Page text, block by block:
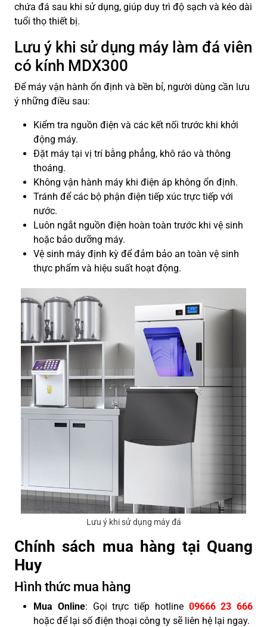
chứa đá sau khi sử dụng, giúp duy trì độ sạch và kéo dài
tuổi thọ thiết bị.
Lưu ý khi sử dụng máy làm đá viên
có kính MDX300
Để máy vận hành ổn định và bền bỉ, người dùng cần lưu
ý những điều sau:
Kiểm tra nguồn điện và các kết nối trước khi khởi
động máy.
Đặt máy tại vị trí bằng phẳng, khô ráo và thông
thoáng.
Không vận hành máy khi điện áp không ổn định.
Tránh để các bộ phận điện tiếp xúc trực tiếp với
nước.
Luôn ngắt nguồn điện hoàn toàn trước khi vệ sinh
hoặc bảo dưỡng máy.
Vệ sinh máy định kỳ để đảm bảo an toàn vệ sinh
thực phẩm và hiệu suất hoạt động.
Lưu ý khi sử dụng máy đá
Chính sách mua hàng tại Quang
Huy
Hình thức mua hàng
Mua Online: Gọi trực tiếp hotline 09666 23 666
hoặc để lại số điện thoại công ty sẽ liên hệ lại ngay.